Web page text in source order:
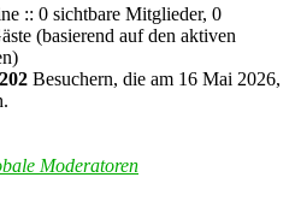
:: 0 sichtbare Mitglieder, 0
(basierend auf den aktiven
Besuchern, die am 16 Mai 2026,
Moderatoren